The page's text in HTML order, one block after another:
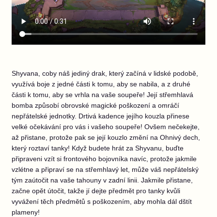
Shyvana, coby náš jediný drak, který začíná v lidské podobě,
využívá boje z jedné části k tomu, aby se nabila, a z druhé
části k tomu, aby se vrhla na vaše soupeře! Její střemhlavá
bomba způsobí obrovské magické poškození a omráčí
nepřátelské jednotky. Drtivá kadence jejího kouzla přinese
velké očekávání pro vás i vašeho soupeře! Ovšem nečekejte,
až přistane, protože pak se její kouzlo změní na Ohnivý dech,
který roztaví tanky! Když budete hrát za Shyvanu, buďte
připraveni vzít si frontového bojovníka navíc, protože jakmile
vzlétne a připraví se na střemhlavý let, může váš nepřátelský
tým zaútočit na vaše tahouny v zadní linii. Jakmile přistane,
začne opět útočit, takže jí dejte předmět pro tanky kvůli
vyvážení těch předmětů s poškozením, aby mohla dál dštít
plameny!